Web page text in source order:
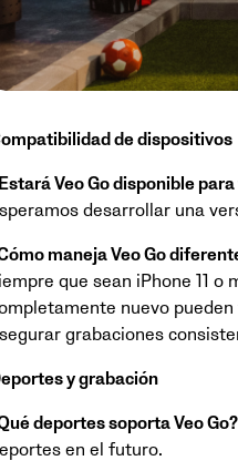
de dispositivos
Veo Go disponible
desarrollar una
maneja Veo Go
que sean iPhone 11 o
nuevo
grabaciones
y grabación
deportes soporta Veo Go?
en el futuro.